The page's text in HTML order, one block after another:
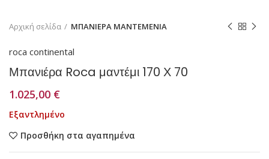
Αρχική σελίδα ΜΠΑΝΙΕΡΑ ΜΑΝΤΕΜΕΝΙΑ
roca continental
Μπανιέρα Roca μαντέμι 170 Χ 70
1.025,00 €
Εξαντλημένο
Προσθήκη στα αγαπημένα